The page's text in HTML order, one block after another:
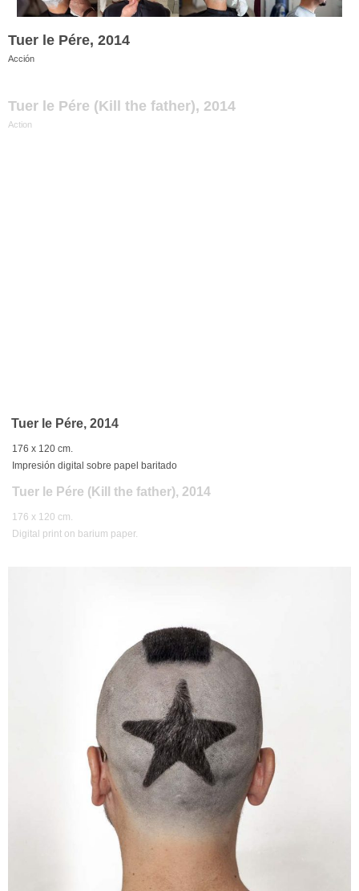
Tuer le Pére, 2014
Acción
Tuer le Pére (Kill the father), 2014
Action
Tuer le Pére, 2014
Tuer le Pére (Kill the father), 2014
176 x 120 cm.
Impresión digital sobre papel baritado
176 x 120 cm.
Digital print on barium paper.